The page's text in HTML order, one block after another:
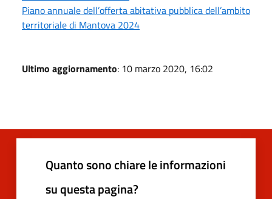
Piano annuale dell’offerta abitativa pubblica dell’ambito
territoriale di Mantova 2024
Ultimo aggiornamento: 10 marzo 2020, 16:02
Quanto sono chiare le informazioni
su questa pagina?